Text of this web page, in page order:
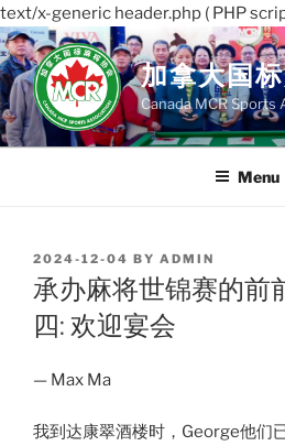
text/x-generic header.php ( PHP
Skip
to
content
加拿大国
Canada MCR Sports
Menu
POSTED
ON
2024-12-04 BY ADMIN
承办麻将世锦赛的前
四: 欢迎宴会
— Max Ma
我到达康翠酒楼时，George他们